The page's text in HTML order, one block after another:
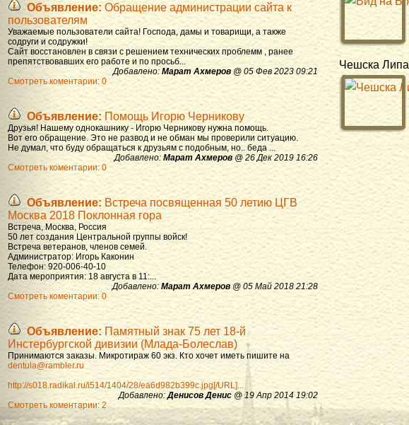
Объявление: Обращение администрации сайта к
пользователям
Уважаемые пользователи сайта! Господа, дамы и товарищи, а также
содруги и содружки!
Сайт восстановлен в связи с решением технических проблемм , ранее
препятствовавших его работе и по просьб...
Добавлено: Марат Ахмеров@ 05 Фев 2023 09:21
Смотреть коментарии: 0
Объявление: Помощь Игорю Черникову
Друзья! Нашему однокашнику - Игорю Черникову нужна помощь.
Вот его обращение. Это не развод и не обман мы проверили ситуацию.
Не думал, что буду обращаться к друзьям с подобным, но.. беда ...
Добавлено:Марат Ахмеров @ 26 Дек 2019 16:26
Смотреть коментарии: 0
Объявление: Встреча посвященная 50 летию ЦГВ
Москва 2018 Поклонная гора
Встреча, Москва, Россия
50 лет создания Центральной группы войск!
Встреча ветеранов, членов семей.
Администратор: Игорь Каконин
Телефон: 920-006-40-10
Дата мероприятия: 18 августа в 11:...
Добавлено: Марат Ахмеров @ 05 Май 2018 21:28
Смотреть коментарии: 0
Объявление: Памятный знак 75 лет 18-й
Инстербургской дивизии (Млада-Болеслав)
Принимаются заказы. Микротираж 60 экз. Кто хочет иметь пишите на
dentula@rambler.ru
http://s018.radikal.ru/i514/1404/28/ea6d982b399c.jpg[/URL]...
Добавлено:Денисов Денис @ 19 Апр 2014 19:02
Смотреть коментарии: 2
Чешска Липа